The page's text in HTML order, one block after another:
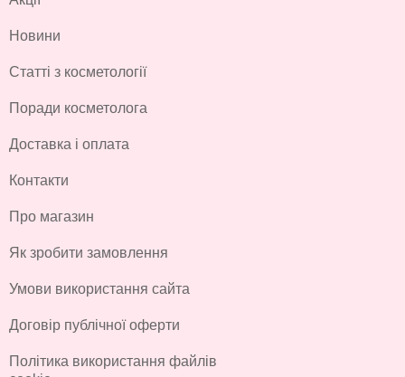
Новини
Статті з косметології
Поради косметолога
Доставка і оплата
Контакти
Про магазин
Як зробити замовлення
Умови використання сайта
Договір публічної оферти
Політика використання файлів